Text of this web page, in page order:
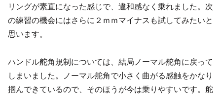
リングが素直になった感じで、違和感なく乗れました。次
の練習の機会にはさらに２ｍｍマイナスも試してみたいと
思います。
ハンドル舵角規制については、結局ノーマル舵角に戻って
しまいました。ノーマル舵角で小さく曲がる感触をかなり
掴んできているので、そのほうが今は乗りやすいです。舵